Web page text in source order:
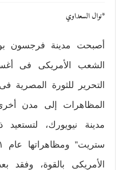
*نوال السعداوي
أصبحت مدينة فرجسون
المظاهرات إلى مدن أخرى
مدينة نيويورك،
الأمريكى بالقوة، وفقد